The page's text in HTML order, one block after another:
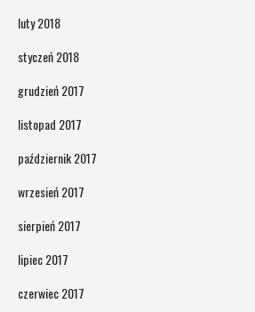
luty 2018
styczeń 2018
grudzień 2017
listopad 2017
październik 2017
wrzesień 2017
sierpień 2017
lipiec 2017
czerwiec 2017